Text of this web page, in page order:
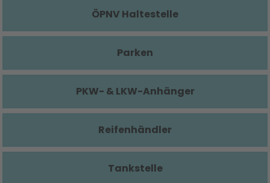
ÖPNV Haltestelle
Parken
PKW- & LKW-Anhänger
Reifenhändler
Tankstelle